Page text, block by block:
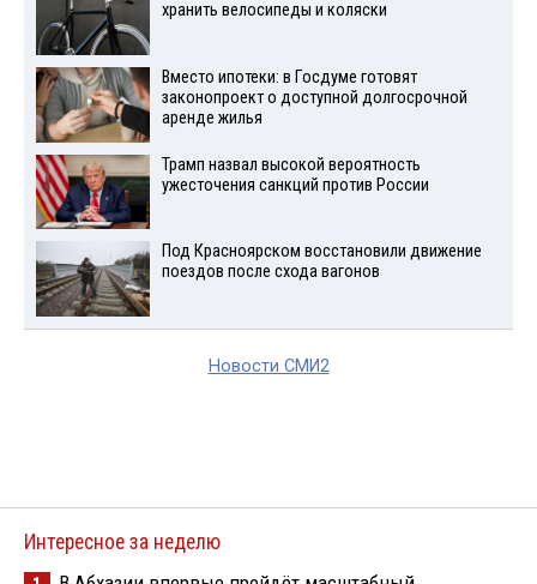
хранить велосипеды и коляски
Вместо ипотеки: в Госдуме готовят
законопроект о доступной долгосрочной
аренде жилья
Трамп назвал высокой вероятность
ужесточения санкций против России
Под Красноярском восстановили движение
поездов после схода вагонов
Новости СМИ2
Интересное за неделю